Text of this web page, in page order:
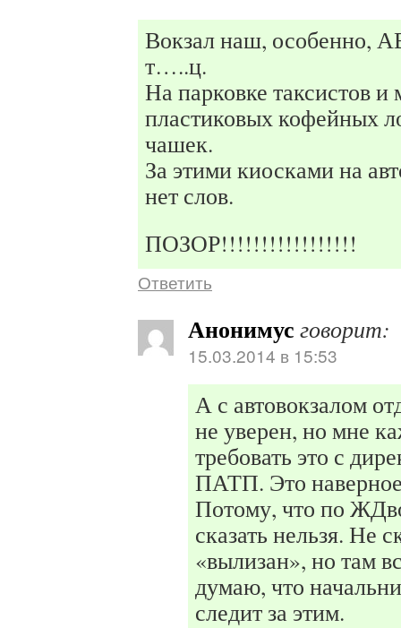
Вокзал наш, особенно,
т…..ц.
На парковке таксистов
пластиковых кофейных
чашек.
За этими киосками на
нет слов.
ПОЗОР!!!!!!!!!!!!!!!!!
Ответить
Анонимус говорит:
15.03.2014 в 15:53
А с автовокзалом
не уверен, но мне
требовать это с
ПАТП. Это
Потому, что по
сказать нельзя. Не
«вылизан», но там
думаю, что
следит за этим.